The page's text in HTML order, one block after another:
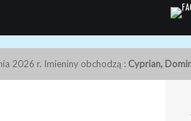
2026 r. Imieniny obchodzą : Cyprian,